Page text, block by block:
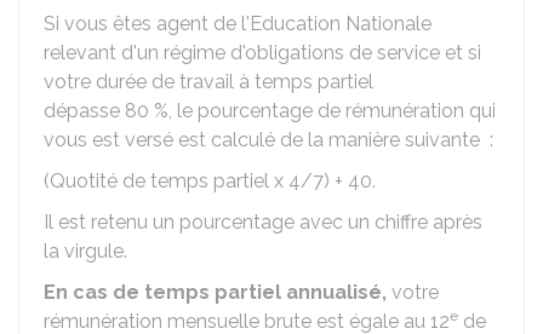
Si vous êtes agent de l'Education Nationale
relevant d'un régime d'obligations de service et si
votre durée de travail à temps partiel
dépasse 80 %, le pourcentage de rémunération qui
vous est versé est calculé de la manière suivante :
(Quotité de temps partiel x 4/7) + 40.
Il est retenu un pourcentage avec un chiffre après
la virgule.
En cas de temps partiel annualisé, votre
rémunération mensuelle brute est égale au 12e de